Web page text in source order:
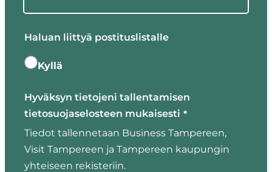
Haluan liittyä postituslistalle
Kyllä
Hyväksyn tietojeni tallentamisen
tietosuojaselosteen mukaisesti *
Tiedot tallennetaan Business Tampereen,
Visit Tampereen ja Tampereen kaupungin
yhteiseen rekisteriin.